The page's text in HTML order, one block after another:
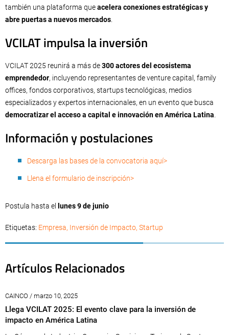
también una plataforma queacelera conexiones estratégicas y
abre puertas a nuevos mercados
VCILAT impulsa la inversión
VCILAT 2025 reunirá a más de300 actores del ecosistema
emprendedor, incluyendo representantes de venture capital, family
offices, fondos corporativos, startups tecnológicas, medios
especializados y expertos internacionales, en un evento que busca
democratizar el acceso a capital e innovación en América Latina
Información y postulaciones
Descarga las bases de la convocatoria aquí>
Llena el formulario de inscripción>
Postula hasta el lunes 9 de junio
Etiquetas: Empresa, Inversión de Impacto, Startup
Artículos Relacionados
CAINCO / marzo 10, 2025
Llega VCILAT 2025: El evento clave para la inversión de
impacto en América Latina